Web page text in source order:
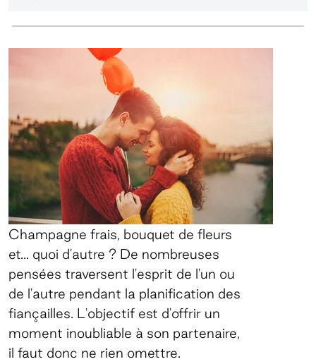
Champagne frais, bouquet de fleurs
et... quoi d'autre ? De nombreuses
pensées traversent l'esprit de l'un ou
de l'autre pendant la planification des
fiançailles. L'objectif est d'offrir un
moment inoubliable à son partenaire,
il faut donc ne rien omettre.